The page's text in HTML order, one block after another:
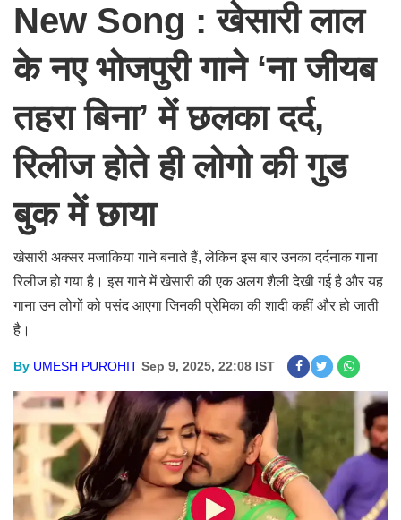
New Song : खेसारी लाल
के नए भोजपुरी गाने ‘ना जीयब
तहरा बिना’ में छलका दर्द,
रिलीज होते ही लोगो की गुड
बुक में छाया
खेसारी अक्सर मजाकिया गाने बनाते हैं, लेकिन इस बार उनका दर्दनाक गाना
रिलीज हो गया है। इस गाने में खेसारी की एक अलग शैली देखी गई है और यह
गाना उन लोगों को पसंद आएगा जिनकी प्रेमिका की शादी कहीं और हो जाती
है।
By UMESH PUROHIT Sep 9, 2025, 22:08 IST